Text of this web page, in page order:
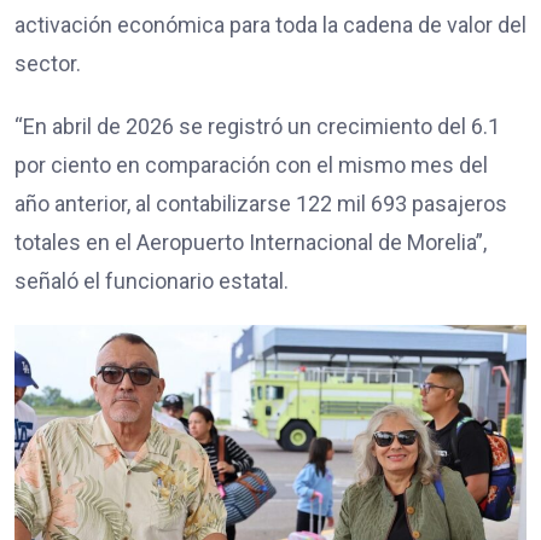
activación económica para toda la cadena de valor del
sector.
“En abril de 2026 se registró un crecimiento del 6.1
por ciento en comparación con el mismo mes del
año anterior, al contabilizarse 122 mil 693 pasajeros
totales en el Aeropuerto Internacional de Morelia”,
señaló el funcionario estatal.